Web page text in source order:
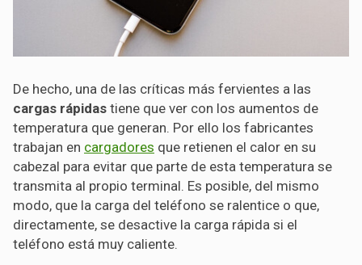
De hecho, una de las críticas más fervientes a las
cargas rápidas tiene que ver con los aumentos de
temperatura que generan. Por ello los fabricantes
trabajan en cargadores que retienen el calor en su
cabezal para evitar que parte de esta temperatura se
transmita al propio terminal. Es posible, del mismo
modo, que la carga del teléfono se ralentice o que,
directamente, se desactive la carga rápida si el
teléfono está muy caliente.